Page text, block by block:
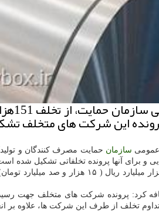
این شركت های متخلف
عمومی سازمان حمایت مصرف کنندگان و
کرد: پرونده شرکت های متخلف جهت
از طرف این شرکت ها، علاوه بر